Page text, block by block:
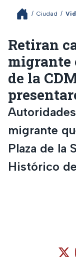
/ Ciudad /
Retiran
migrante
de la
migrante
Plaza de la
Histórico